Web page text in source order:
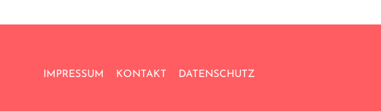
IMPRESSUM KONTAKT DATENSCHUTZ